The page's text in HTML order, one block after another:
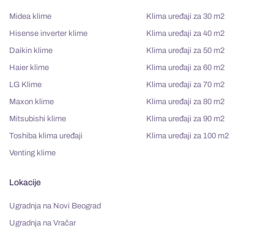
Midea klime
Hisense inverter klime
Daikin klime
Haier klime
LG Klime
Maxon klime
Mitsubishi klime
Toshiba klima uređaji
Venting klime
Klima uređaji za 30 m2
Klima uređaji za 40 m2
Klima uređaji za 50 m2
Klima uređaji za 60 m2
Klima uređaji za 70 m2
Klima uređaji za 80 m2
Klima uređaji za 90 m2
Klima uređaji za 100 m2
Lokacije
Ugradnja na Novi Beograd
Ugradnja na Vračar